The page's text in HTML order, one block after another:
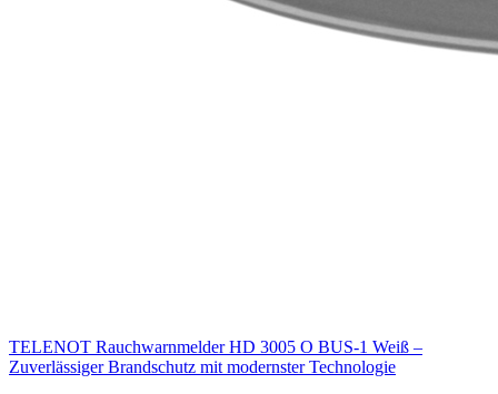
TELENOT Rauchwarnmelder HD 3005 O BUS-1 Weiß –
Zuverlässiger Brandschutz mit modernster Technologie